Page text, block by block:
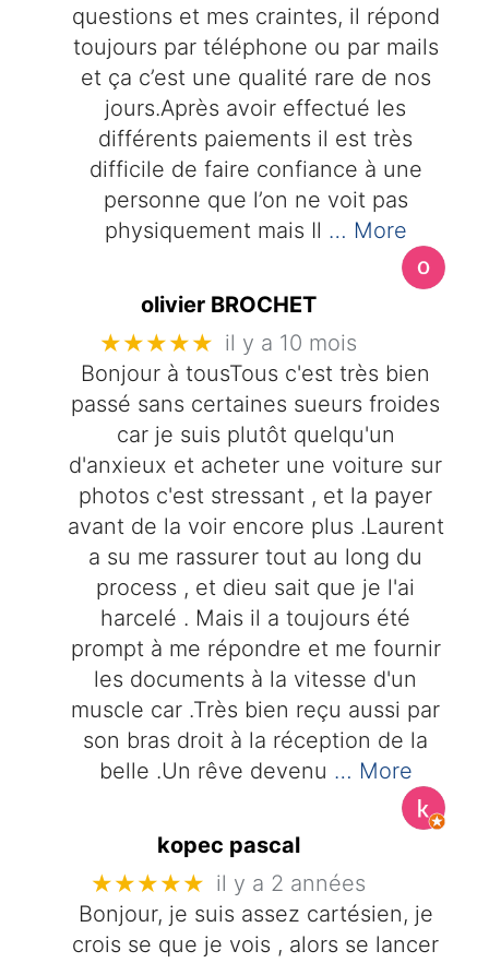
questions et mes craintes, il répond
toujours par téléphone ou par mails
et ça c’est une qualité rare de nos
jours.Après avoir effectué les
différents paiements il est très
difficile de faire confiance à une
personne que l’on ne voit pas
physiquement mais Il … More
olivier BROCHET
★★★★★ il y a 10 mois
Bonjour à tousTous c'est très bien
passé sans certaines sueurs froides
car je suis plutôt quelqu'un
d'anxieux et acheter une voiture sur
photos c'est stressant , et la payer
avant de la voir encore plus .Laurent
a su me rassurer tout au long du
process , et dieu sait que je l'ai
harcelé . Mais il a toujours été
prompt à me répondre et me fournir
les documents à la vitesse d'un
muscle car .Très bien reçu aussi par
son bras droit à la réception de la
belle .Un rêve devenu … More
kopec pascal
★★★★★ il y a 2 années
Bonjour, je suis assez cartésien, je
crois se que je vois , alors se lancer